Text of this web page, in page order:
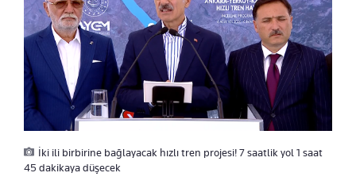
İki ili birbirine bağlayacak hızlı tren projesi! 7 saatlik yol 1 saat
45 dakikaya düşecek